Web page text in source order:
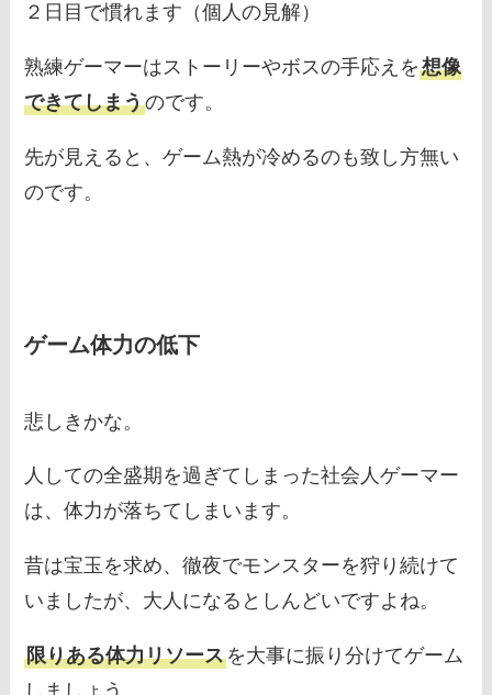
２日目で慣れます（個人の見解）
熟練ゲーマーはストーリーやボスの手応えを想像
できてしまうのです。
先が見えると、ゲーム熱が冷めるのも致し方無い
のです。
ゲーム体力の低下
悲しきかな。
人しての全盛期を過ぎてしまった社会人ゲーマー
は、体力が落ちてしまいます。
昔は宝玉を求め、徹夜でモンスターを狩り続けて
いましたが、大人になるとしんどいですよね。
限りある体力リソースを大事に振り分けてゲーム